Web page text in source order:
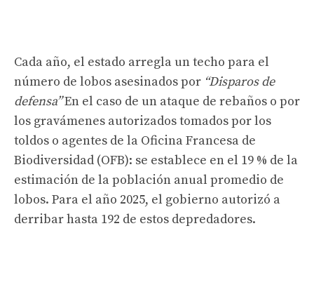
Cada año, el estado arregla un techo para el
número de lobos asesinados por “Disparos de
defensa”En el caso de un ataque de rebaños o por
los gravámenes autorizados tomados por los
toldos o agentes de la Oficina Francesa de
Biodiversidad (OFB): se establece en el 19 % de la
estimación de la población anual promedio de
lobos. Para el año 2025, el gobierno autorizó a
derribar hasta 192 de estos depredadores.